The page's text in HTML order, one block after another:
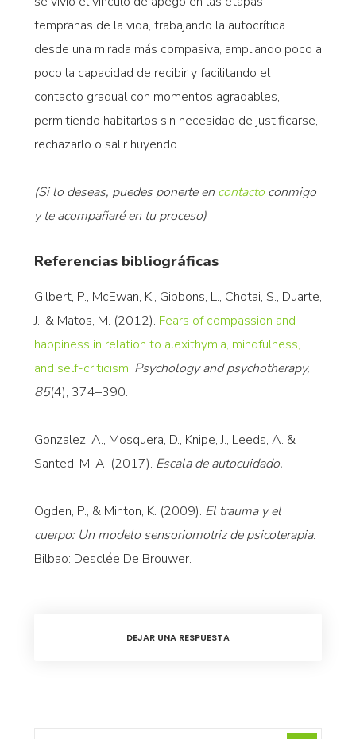
tempranas de la vida, trabajando la autocrítica
desde una mirada más compasiva, ampliando poco a
poco la capacidad de recibir y facilitando el
contacto gradual con momentos agradables,
permitiendo habitarlos sin necesidad de justificarse,
rechazarlo o salir huyendo.
(Si lo deseas, puedes ponerte en contactoconmigo
y te acompañaré en tu proceso)
Referencias bibliográficas
Gilbert, P., McEwan, K., Gibbons, L., Chotai, S., Duarte,
J., & Matos, M. (2012). Fears of compassion and
happiness in relation to alexithymia, mindfulness,
and self-criticism. Psychology and psychotherapy,
85(4), 374–390.
Gonzalez, A., Mosquera, D., Knipe, J., Leeds, A. &
Santed, M. A. (2017). Escala de autocuidado.
Ogden, P., & Minton, K. (2009). El trauma y el
cuerpo: Un modelo sensoriomotriz de psicoterapia.
Bilbao: Desclée De Brouwer.
DEJAR UNA RESPUESTA